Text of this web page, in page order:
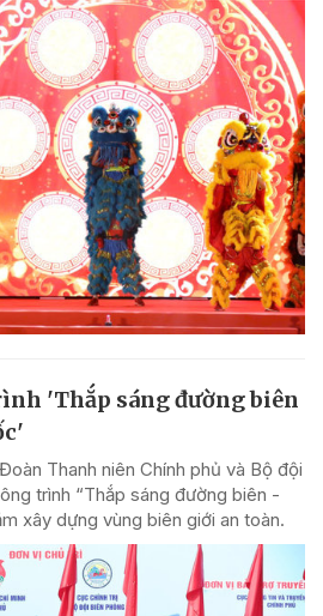
'Thắp sáng đường biên
Thanh niên Chính phủ và Bộ đội
trình “Thắp sáng đường biên -
xây dựng vùng biên giới an toàn.